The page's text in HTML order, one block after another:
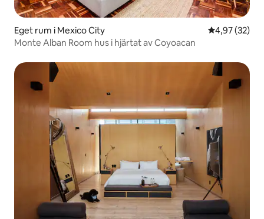
Eget rum i Mexico City 4,97 av 5 i
4,97 (32)
Monte Alban Room hus i hjärtat av Coyoacan